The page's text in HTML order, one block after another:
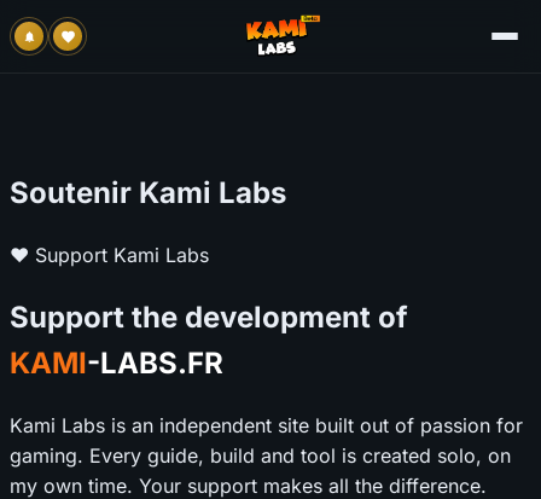
Soutenir Kami Labs
❤️ Support Kami Labs
Support the development of
KAMI-LABS.FR
Kami Labs is an independent site built out of passion for
gaming. Every guide, build and tool is created solo, on
my own time. Your support makes all the difference.